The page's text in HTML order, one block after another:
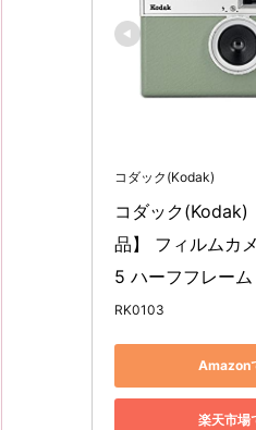
コダック(Kodak)
コダック(Kodak)
品】 フィルムカ
5 ハーフフレー
RK0103
Amazon
楽天市場